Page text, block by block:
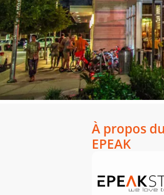
À propos
EPEAK